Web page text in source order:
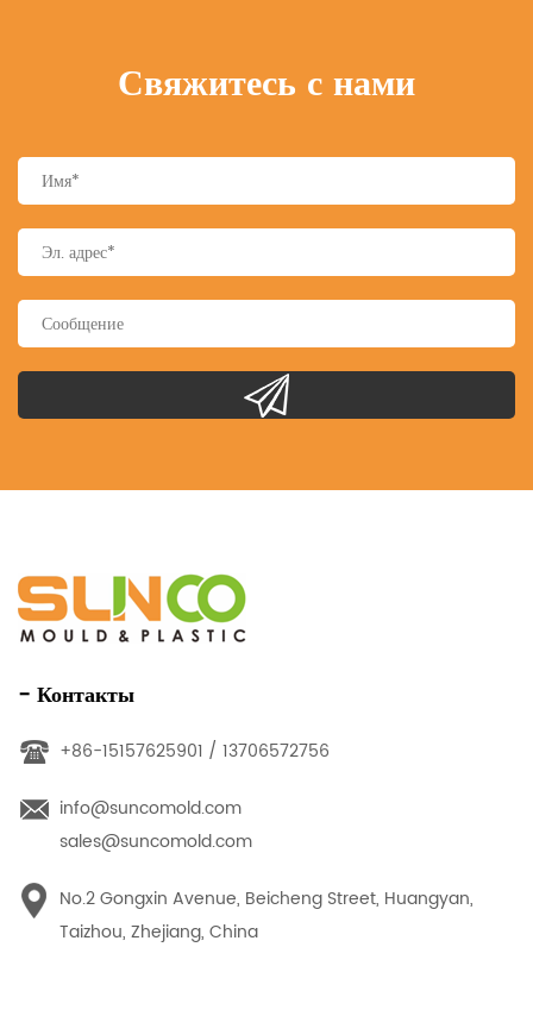
Свяжитесь с нами
- Контакты
+86-15157625901 / 13706572756
info@suncomold.com
sales@suncomold.com
No.2 Gongxin Avenue, Beicheng Street, Huangyan,
Taizhou, Zhejiang, China